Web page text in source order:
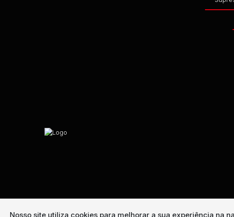
Nosso site utiliza cookies para melhorar a sua experiência na